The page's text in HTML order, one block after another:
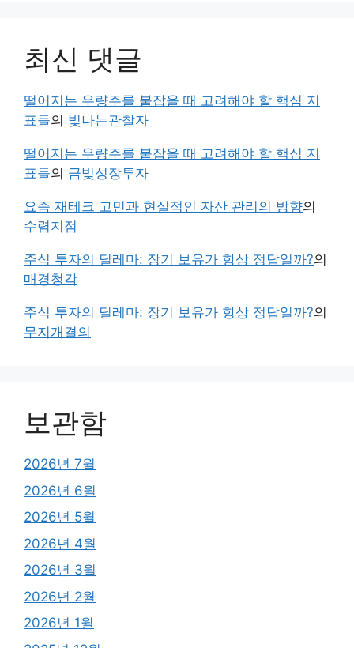
최신 댓글
떨어지는 우량주를 붙잡을 때 고려해야 할 핵심 지
표들의 빛나는관찰자
떨어지는 우량주를 붙잡을 때 고려해야 할 핵심 지
표들의 금빛성장투자
요즘 재테크 고민과 현실적인 자산 관리의 방향의
수렴지점
주식 투자의 딜레마: 장기 보유가 항상 정답일까?의
매경청각
주식 투자의 딜레마: 장기 보유가 항상 정답일까?의
무지개결의
보관함
2026년 7월
2026년 6월
2026년 5월
2026년 4월
2026년 3월
2026년 2월
2026년 1월